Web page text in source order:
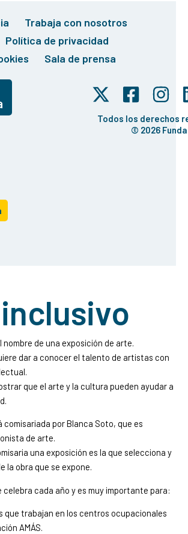
Trabaja con nosotros
Política de privacidad
Sala de prensa
Todos los derechos
© 2026
nombre de una exposición de arte.
dar a conocer el talento de artistas con
que el arte y la cultura pueden ayudar a
comisariada por Blanca Soto, que es
de arte.
una exposición es la que selecciona y
la obra que se expone.
celebra cada año y es muy importante para:
que trabajan en los centros ocupacionales
AMÁS.